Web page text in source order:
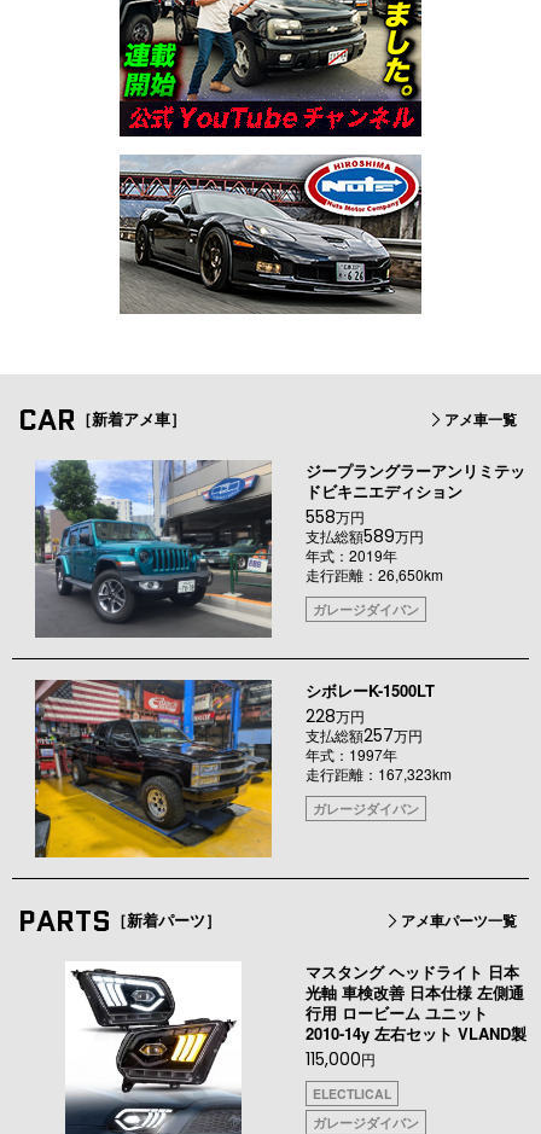
CAR ［新着アメ車］ アメ車一覧
ジープラングラーアンリミテッ
ドビキニエディション
558万円
支払総額589万円
年式：2019年
走行距離：26,650km
ガレージダイバン
シボレーK-1500LT
228万円
支払総額257万円
年式：1997年
走行距離：167,323km
ガレージダイバン
PARTS ［新着パーツ］ アメ車パーツ一覧
マスタング ヘッドライト 日本
光軸 車検改善 日本仕様 左側通
行用 ロービーム ユニット
2010-14y 左右セット VLAND製
115,000円
ELECTLICAL
ガレージダイバン